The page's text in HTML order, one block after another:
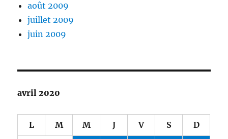
août 2009
juillet 2009
juin 2009
avril 2020
L M M J V S D